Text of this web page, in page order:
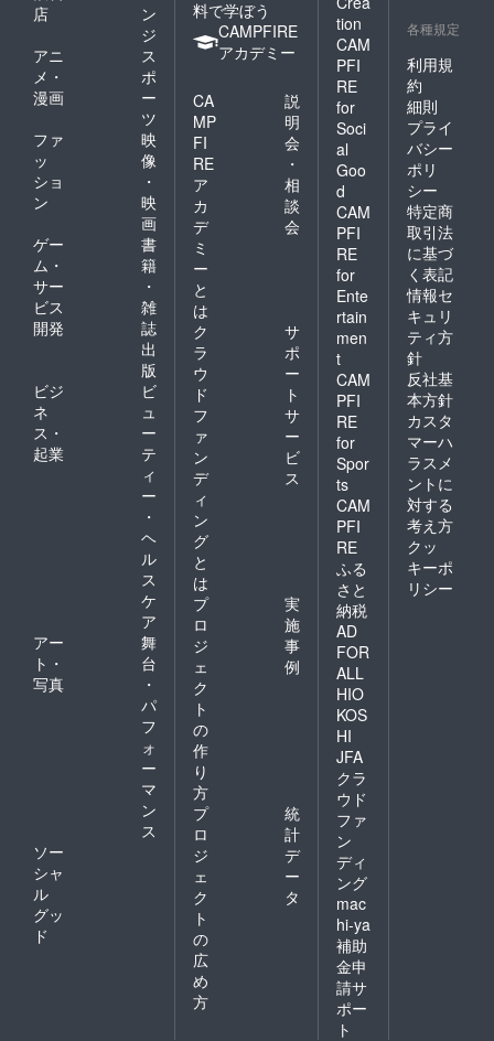
店
ン
ジ
アニ
メ・
漫画
ス
ポ
ー
ツ
ファ
ッ
ショ
ン
映
像
・
映
画
ゲー
ム・
サー
ビス
開発
書
籍
・
雑
誌
出
版
ビジ
ネ
ス・
起業
ビ
ュ
ー
テ
ィ
ー
・
ヘ
ル
ス
ケ
ア
アー
ト・
写真
舞
台
・
パ
フ
ォ
ー
マ
ン
ス
ソー
シャ
ル
グッ
ド
料で学ぼう
CAMPFIRE
アカデミー
CA
MP
FI
RE
ア
カ
デ
ミ
ー
と
は
説
明
会
・
相
談
会
ク
ラ
ウ
ド
フ
ァ
ン
デ
ィ
ン
グ
と
は
サ
ポ
ー
ト
サ
ー
ビ
ス
プ
ロ
ジ
ェ
ク
ト
の
作
り
方
実
施
事
例
プ
ロ
ジ
ェ
ク
ト
の
広
め
方
統
計
デ
ー
タ
tion
CAM
PFI
RE
for
Soci
al
Goo
d
CAM
PFI
RE
for
Ente
rtain
men
t
CAM
PFI
RE
for
Spor
ts
CAM
PFI
RE
ふる
さと
納税
AD
FOR
ALL
HIO
KOS
HI
JFA
クラ
ウド
ファ
ン
ディ
ング
mac
hi-ya
補助
金申
請サ
ポー
ト
各種規定
利用規
約
細則
プライ
バシー
ポリ
シー
特定商
取引法
に基づ
く表記
情報セ
キュリ
ティ方
針
反社基
本方針
カスタ
マーハ
ラスメ
ントに
対する
考え方
クッ
キーポ
リシー